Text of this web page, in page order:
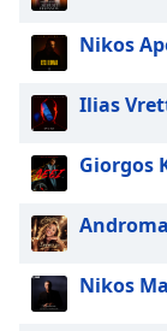
Fullscreen
This
modal
Beginning
dialog
window.
Escape
Nikos
Ilias
Giorgos
Nikos